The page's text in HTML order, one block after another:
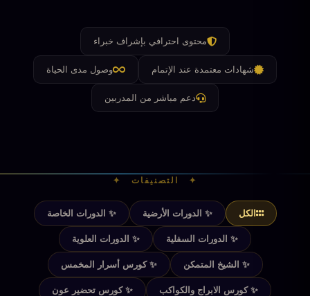
محتوى احترافي بإشراف خبراء
شهادات معتمدة عند الإتمام وصول مدى الحياة
دعم مباشر من المدربين
✦ التصنيفات ✦
الكل ✨ الدورات الأرضية ✨ الدورات الخاصة
✨ الدورات السفلية ✨ الدورات العلوية
✨ الشيخ المتمكن ✨ كورس أسرار المخمس
✨ كورس الابراج والكواكب ✨ كورس تحضير عون